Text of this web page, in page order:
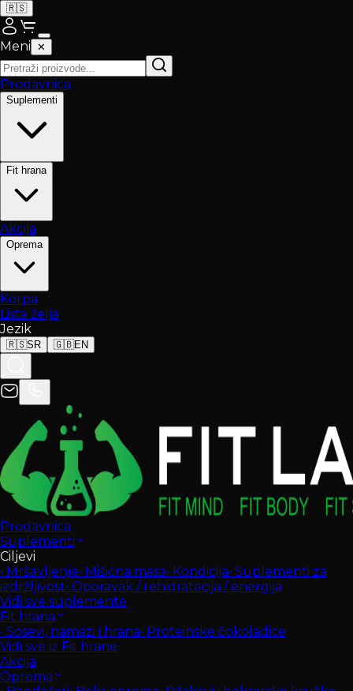
🇷🇸
Meni ✕
Prodavnica
Suplementi
Fit hrana
Akcija
Oprema
Korpa
Lista želja
Jezik
🇷🇸SR 🇬🇧EN
Prodavnica
Suplementi
Ciljevi
• Mršavljenje• Mišićna masa• Kondicija• Suplementi za
izdržljivost• Oporavak / rehidratacija / energija
Vidi sve suplemente
Fit hrana
• Sosevi, namazi i hrana• Proteinske čokoladice
Vidi sve iz Fit hrane
Akcija
Oprema